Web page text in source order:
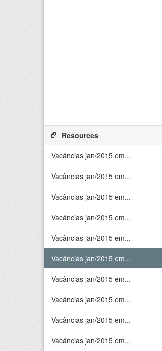
Resources
Vacâncias jan/2015 em...
Vacâncias jan/2015 em...
Vacâncias jan/2015 em...
Vacâncias jan/2015 em...
Vacâncias jan/2015 em...
Vacâncias jan/2015 em...
Vacâncias jan/2015 em...
Vacâncias jan/2015 em...
Vacâncias jan/2015 em...
Vacâncias jan/2015 em...